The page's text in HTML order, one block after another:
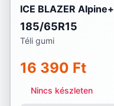
ICE BLAZER Alpine+
185/65R15
Téli gumi
16 390 Ft
Nincs készleten